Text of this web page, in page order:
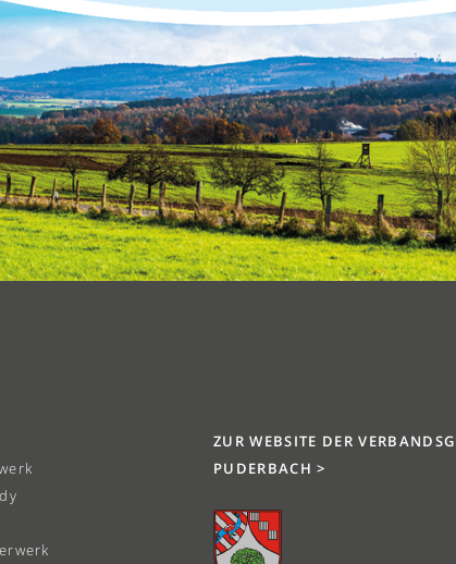
ZUR WEBSITE DER
PUDERBACH >